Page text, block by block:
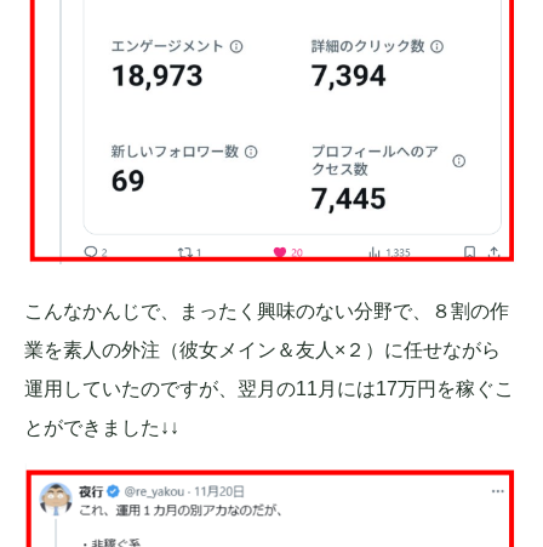
こんなかんじで、まったく興味のない分野で、８割の作
業を素人の外注（彼女メイン＆友人×２）に任せながら
運用していたのですが、翌月の11月には17万円を稼ぐこ
とができました↓↓